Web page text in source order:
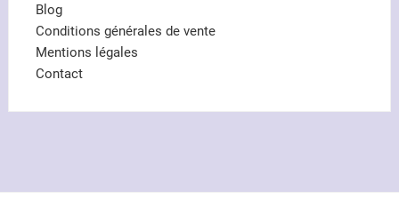
Blog
Conditions générales de vente
Mentions légales
Contact